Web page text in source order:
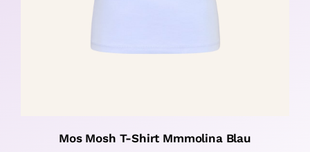
Mos Mosh T-Shirt Mmmolina Blau